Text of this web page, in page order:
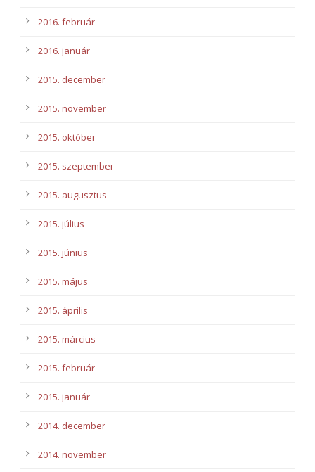
2016. február
2016. január
2015. december
2015. november
2015. október
2015. szeptember
2015. augusztus
2015. július
2015. június
2015. május
2015. április
2015. március
2015. február
2015. január
2014. december
2014. november